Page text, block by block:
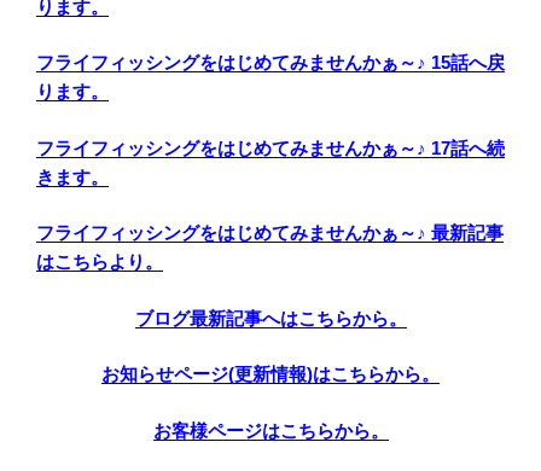
ります。
フライフィッシングをはじめてみませんかぁ～♪ 15話へ戻
ります。
フライフィッシングをはじめてみませんかぁ～♪ 17話へ続
きます。
フライフィッシングをはじめてみませんかぁ～♪ 最新記事
はこちらより。
ブログ最新記事へはこちらから。
お知らせページ(更新情報)はこちらから。
お客様ページはこちらから。